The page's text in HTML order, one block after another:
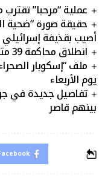
عملية “مرحبا” تقترب من 2.75 مليون
حقيقة صورة “ضحية
أصيب بقذيفة إسرائيلي
انطلاق محاكمة 39 متهما بعد شغب معبر بني أنصار
ملف “إسكوبار
يوم الأربعاء
بينهم قاصر